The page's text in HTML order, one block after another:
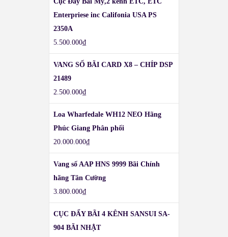
Enterpriese inc Califonia USA PS
2350A
5.500.000₫
VANG SỐ BÃI CARD X8 – CHÍP DSP
21489
2.500.000₫
Loa Wharfedale WH12 NEO Hãng
Phúc Giang Phân phối
20.000.000₫
Vang số AAP HNS 9999 Bãi Chính
hãng Tân Cường
3.800.000₫
CỤC ĐẨY BÃI 4 KÊNH SANSUI SA-
904 BÃI NHẬT